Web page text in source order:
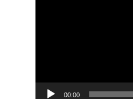
00:00